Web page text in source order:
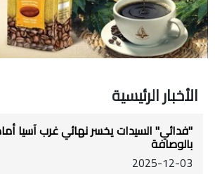
الأخبار الرئيسية
"فدائي" السيدات يخسر نهائي غرب آسيا
بالوصافة
2025-12-03